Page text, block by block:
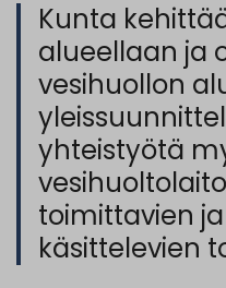
Kunta
alueellaan ja
vesihuollon
yhteistyötä
toimittavien
käsittelevien